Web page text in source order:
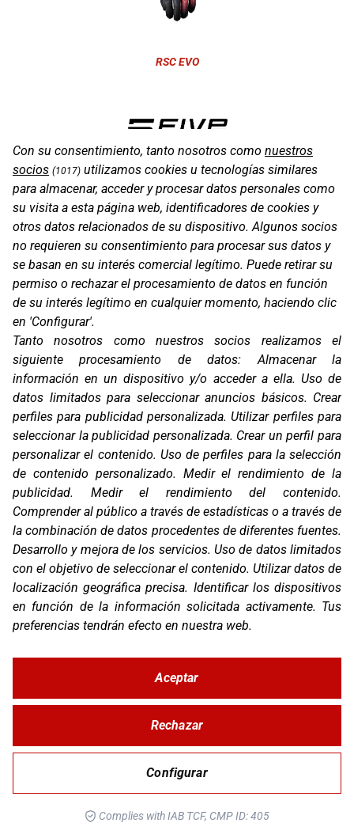
RSC EVO
STUNT EVO 2
STUNT EVO 2 AIRFLOW
Con su consentimiento, tanto nosotros como nuestros
socios (1017) utilizamos cookies u tecnologías similares
para almacenar, acceder y procesar datos personales como
su visita a esta página web, identificadores de cookies y
otros datos relacionados de su dispositivo. Algunos socios
no requieren su consentimiento para procesar sus datos y
se basan en su interés comercial legítimo. Puede retirar su
permiso o rechazar el procesamiento de datos en función
de su interés legítimo en cualquier momento, haciendo clic
en 'Configurar'.
Tanto nosotros como nuestros socios realizamos el
siguiente procesamiento de datos:Almacenar la
información en un dispositivo y/o acceder a ella. Uso de
datos limitados para seleccionar anuncios básicos. Crear
perfiles para publicidad personalizada.Utilizar perfiles para
seleccionar la publicidad personalizada. Crear un perfil para
personalizar el contenido. Uso de perfiles para la selección
de contenido personalizado. Medir el rendimiento de la
publicidad. Medir el rendimiento del contenido.
Comprender al público a través de estadísticas o a través de
la combinación de datos procedentes de diferentes fuentes.
Desarrollo y mejora de los servicios.Uso de datos limitados
con el objetivo de seleccionar el contenido. Utilizar datos de
localización geográfica precisa. Identificar los dispositivos
en función de la información solicitada activamente. Tus
preferencias tendrán efecto en nuestra web.
Configurar
Rechazar
Aceptar
Complies with IAB TCF, CMP ID: 405